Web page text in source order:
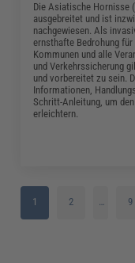
Die Asiatische Hornisse
ausgebreitet und ist
nachgewiesen. Als
ernsthafte Bedrohung
Kommunen und alle
und Verkehrssicherung
und vorbereitet zu sein.
Informationen,
Schritt-Anleitung, um
erleichtern.
1 2 … 9